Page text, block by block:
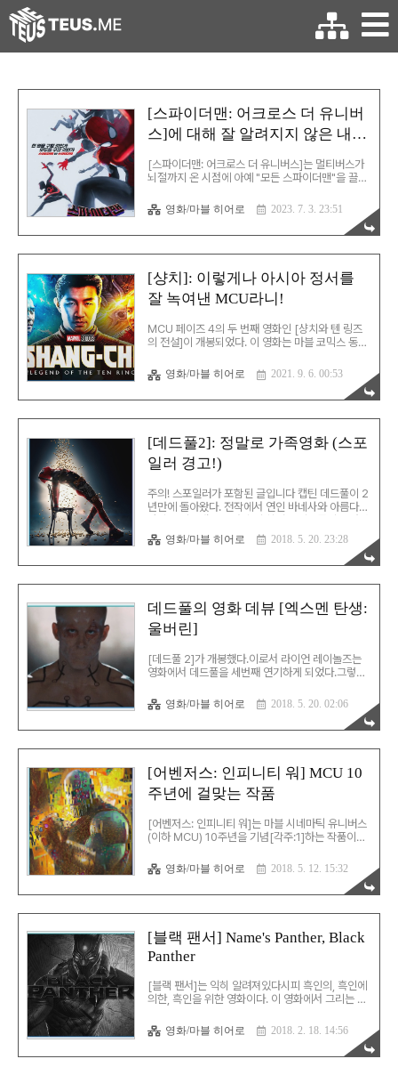
[스파이더맨: 어크로스 더 유니버
스]에 대해 잘 알려지지 않은 내용
[스파이더맨: 어크로스 더 유니버스]는 멀티버스가
뇌절까지 온 시점에 아예 "모든 스파이더맨"을 끌고
막히게 잘 뽑아서 한시도 눈을 뗄 수가 없는 수작이
다. 이 시리즈의 제목은 1편부터 잘못 번역됐었는데,
"스파이더버스"를 "유니버스"로 번역했었다. 원래
이더버스에 편입된다는 뜻을 내포했는데, 그 맛이
사라져버렸다. 3부작 중 2부에 해당하는 본 작품은
전작을 보고 나서 보면 더욱 더 많은 재미를 느낄 수
있는 작품이다. 또한, 수많은 스파이더맨 사가를 집
재미를 선사한다. 이 작품은 일단 시각적으로도 훌
륭하고 작품 자체로서 재미도 굉장하지만, 애매한
돈즈니형 PC..
영화/마블 히어로 2023. 7. 3. 23:51
[샹치]: 이렇게나 아시아 정서를
잘 녹여낸 MCU라니!
MCU 페이즈 4의 두 번째 영화인 [샹치와 텐 링즈
의 전설]이 개봉되었다. 이 영화는 마블 코믹스 동명
장 눈에 띄는 점은 마블의 다른 장르/문화와의 결합
이 이제 아시안계 캐릭터까지 확장되었다는 것이
다.. 이 영화는 헐리우드 기존 영화들의 오리엔탈리
콰피나가 연기하는 케이티의 가족은 동양인(중국인)
이민 1.5~2세대 정도의 정서를 꼼꼼하게 묘사한다.
전통을 중요시하는 세대와 전통에 무관심한 세대가
함께 사는데, 그 무관심한 자녀도 중국 이름을 갖는
설정은 참으로 현실적이다. 웬우와 샹치의 관계도
이 흐름과 함께 한다. 웬우 캐릭터는 천년을 살아온
전통 그 자체이고, 샹치는 전통을 버리고 독립하는
젊은이를 상..
영화/마블 히어로 2021. 9. 6. 00:53
[데드풀2]: 정말로 가족영화 (스포
일러 경고!)
주의! 스포일러가 포함된 글입니다 캡틴 데드풀이 2
년만에 돌아왔다. 전작에서 연인 바네사와 아름다운
다. 전작에선 수많은 패러디, 유혈낭자, 성인개그 등
을 통해 데드풀 다운 러브스토리를 보여주더니, 이
번엔 비슷한 방식으로 가족영화를 찍었다. 그런데,
한다. 전편을 보지 않으면 왜 재미있는지 알 수 없는
부분이 너무 많다. 오프닝 액션(007 영화로 치면 프
리 타이틀 액션) 장면이 지나가면 주제곡이 나오는
데, 주제곡 씬은 그냥 통째로 [007] 영화의 패러디
다. 이 점을 알고 주제곡 씬을 보면 음악을 듣는 내내
폭소가 터질 지경이다. 셀린 디온의 아름답고 진지
한 노래는 오히려 웃음을 더 키워준다. "Beat i..
영화/마블 히어로 2018. 5. 20. 23:28
데드풀의 영화 데뷰 [엑스멘 탄생:
울버린]
[데드풀 2]가 개봉했다.이로서 라이언 레이놀즈는
영화에서 데드풀을 세번째 연기하게 되었다.그렇다.
면은 일베방송MBC에서 잠시 보여줬다.다름 아닌
[복면가왕]에 특별출연 했을 때 그를 소개하던 화면
에 띄워진 바로 그 장면이었다. [엑스멘 탄생: 울버
내용이 들어가는 영화임에도 사실상 흑역사로 남은
영화이다.울버린-세이버투스 형제가 목숨을 걸고
싸우는 이유는 알 수 없으며, 프로페서는 돌연변이
가 돌연변이를 죽여대는데 아무 일도 안 한다. 그리
고, 데드풀이 나오긴 하는데, 굉장히 괴상하게 나온
다. 용병인 웨이드 윌슨은 칼을 엄청나게 잘 써서 사
방에서 날아오는 총알을 모두 막아냄은 물론… 심지
어 반으로 갈라 뒤에 ..
영화/마블 히어로 2018. 5. 20. 02:06
[어벤저스: 인피니티 워] MCU 10
주년에 걸맞는 작품
[어벤저스: 인피니티 워]는 마블 시네마틱 유니버스
(이하 MCU) 10주년을 기념[각주:1]하는 작품이다.
돌려보자… 마블은 자체적으로 영화를 제작하기로
했고, 2008년 4월 말에 [아이언맨]을 공개했다. 수
많은 시행착오를 거쳐 겨우겨우 만들어진 이 영화는
상당한 흥행을 기록했다. 하지만, 기쁨도 잠시… 3개
월 뒤에 DC 측의 걸작 [다크 나이트]가 공개되었다.
이 영화는 흥행과 비평 양쪽에서 그야말로 전무후무
한 결과를 기록한 영화가 되었고, [아이언맨]은 잊혀
동안 MCU에서는 많은 일들이 진행되었다. 페이즈
3까지 진행되면서 [인피니티 워]를..
영화/마블 히어로 2018. 5. 12. 15:32
[블랙 팬서] Name's Panther, Black
Panther
[블랙 팬서]는 익히 알려져있다시피 흑인의, 흑인에
의한, 흑인을 위한 영화이다. 이 영화에서 그리는 와
인에 의해 침탈당하지 않은 아프리카의 어떤 나라이
다. 영화에서도 이러한 이상을 과감하게 드러내고
묘사한다. 오프닝부터 나키아가 흑인 여성 인신매매
영화/마블 히어로 2018. 2. 18. 14:56